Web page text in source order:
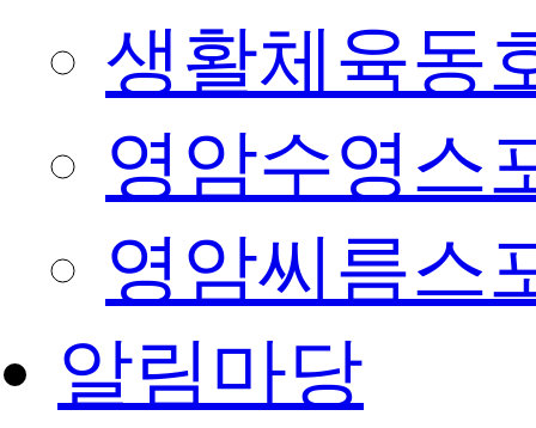
생활체육동
영암수영스
영암씨름스
알림마당